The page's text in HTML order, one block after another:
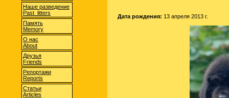
Наше разведение
Past litters
Память
Memory
О нас
About
Друзья
Friends
Репортажи
Reports
Статьи
Articles
Дата рождения: 13 апреля 2013 г.